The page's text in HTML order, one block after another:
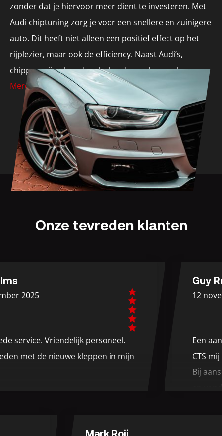
zonder dat je hiervoor meer dient te investeren. Met
Audi chiptuning zorg je voor een snellere en zuinigere
auto. Dit heeft niet alleen een positief effect op het
rijplezier, maar ook de efficiency. Naast Audi’s,
chippen wij ook andere bekende merken zoals:
Mercedes
Volvo,Seaten BMW .
Onze tevreden klanten
Vriendelijk personeel.
de nieuwe kleppen in mijn
Guy Rutten
12 november
Een aantal
CTS mij
Bij aanschaf
Mark Roij